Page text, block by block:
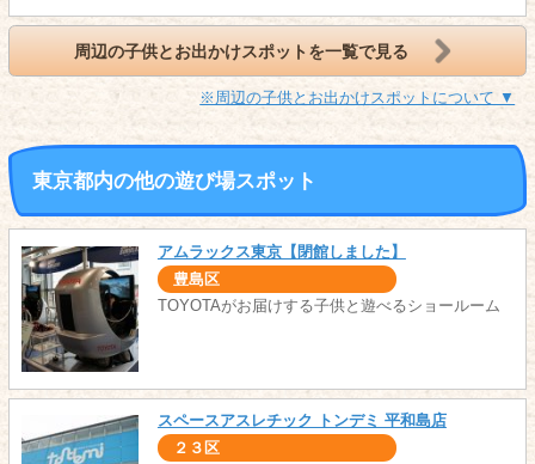
周辺の子供とお出かけスポットを一覧で見る
※周辺の子供とお出かけスポットについて ▼
東京都内の他の遊び場スポット
アムラックス東京【閉館しました】
豊島区
TOYOTAがお届けする子供と遊べるショールーム
スペースアスレチック トンデミ 平和島店
２３区